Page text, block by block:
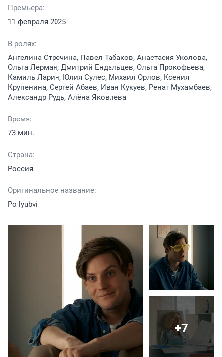
Премьера:
11 февраля 2025
В ролях:
Ангелина Стречина, Павел Табаков, Анастасия Уколова,
Ольга Лерман, Дмитрий Ендальцев, Ольга Прокофьева,
Камиль Ларин, Юлия Сулес, Михаил Орлов, Ксения
Крупенина, Сергей Абаев, Иван Кукуев, Ренат Мухамбаев,
Александр Рудь, Алёна Яковлева
Время:
73 мин.
Страна:
Россия
Оригинальное название:
Po lyubvi
+7